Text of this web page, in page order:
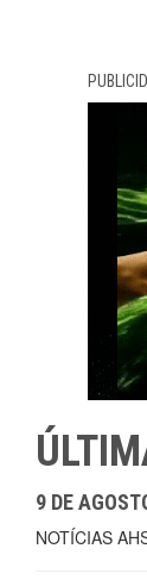
9 DE
NOTÍCIAS